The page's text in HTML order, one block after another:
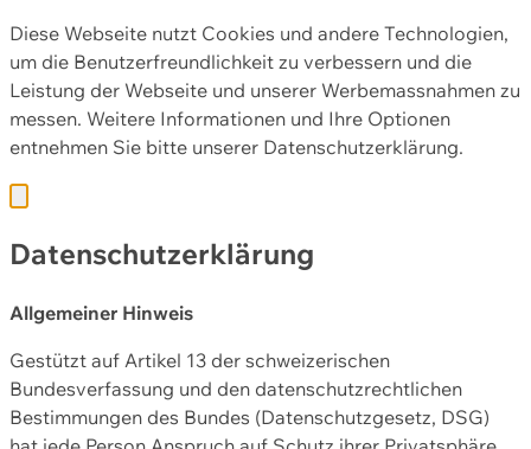
Diese Webseite nutzt Cookies und andere Technologien,
um die Benutzerfreundlichkeit zu verbessern und die
Leistung der Webseite und unserer Werbemassnahmen zu
messen. Weitere Informationen und Ihre Optionen
entnehmen Sie bitte unserer Datenschutzerklärung.
Datenschutzerklärung
Allgemeiner Hinweis
Gestützt auf Artikel 13 der schweizerischen
Bundesverfassung und den datenschutzrechtlichen
Bestimmungen des Bundes (Datenschutzgesetz, DSG)